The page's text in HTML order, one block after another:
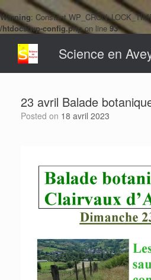
Warning: Constant
/htdocs/wp-config.phpon line93
content
Science en
23 avril Balade
Posted on 18 avril 2023